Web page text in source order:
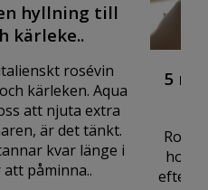
hyllning till
kärleke..
rosévin
kärleken. Aqua
att njuta extra
är det tänkt.
kvar länge i
påminna..
5
Rosé
hos